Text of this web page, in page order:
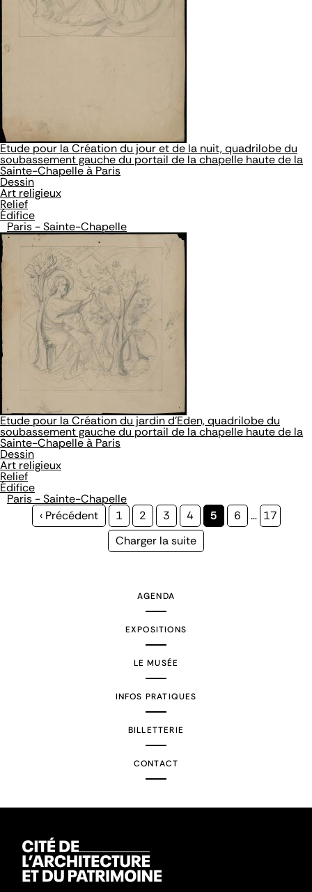
Etude pour la Création du jour et de la nuit, quadrilobe du
soubassement gauche du portail de la chapelle haute de la
Sainte-Chapelle à Paris
Dessin
Art religieux
Relief
Édifice
Paris - Sainte-Chapelle
Etude pour la Création du jardin d'Eden, quadrilobe du
soubassement gauche du portail de la chapelle haute de la
Sainte-Chapelle à Paris
Dessin
Art religieux
Relief
Édifice
Paris - Sainte-Chapelle
Page
‹ Précédent Page
1 Page
2 Page
3 Page
4
Page
5 Page
6 … Page
17
Page
Charger la suite
AGENDA
EXPOSITIONS
LE MUSÉE
INFOS PRATIQUES
BILLETTERIE
CONTACT